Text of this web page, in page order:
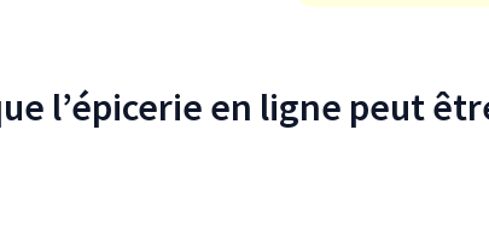
l’épicerie en ligne peut